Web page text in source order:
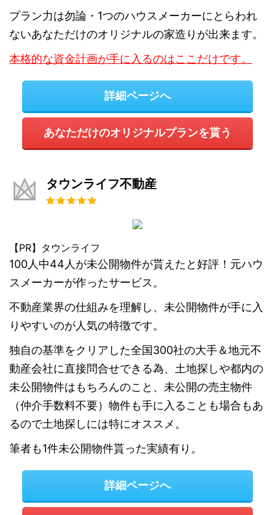
プラン力は勿論・1つのハウスメーカーにとらわれ
ないあなただけのオリジナルの家造りが出来ます。
本格的な資金計画が手に入るのはここだけです。
詳細ページへ
あなただけのオリジナルプランを貰う
タウンライフ不動産
【PR】タウンライフ
100人中44人が未公開物件が貰えたと好評！元ハウ
スメーカーが作ったサービス。
不動産業界の仕組みを理解し、未公開物件が手に入
りやすいのが人気の特徴です。
独自の基準をクリアした全国300社の大手＆地元不
動産会社に直接問合せできる為、土地探しや都内の
未公開物件はもちろんのこと、未公開の売主物件
（仲介手数料不要）物件も手に入ることも場合もあ
るので土地探しには特にオススメ。
筆者も1件未公開物件貰った実績有り。
詳細ページへ